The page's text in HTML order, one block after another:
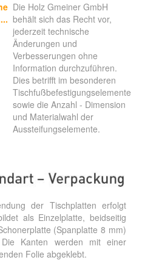
Die Holz Gmeiner GmbH
behält sich das Recht vor,
jederzeit technische
Änderungen und
Verbesserungen ohne
Information durchzuführen.
Dies betrifft im besonderen
Tischfußbefestigungselemente
sowie die Anzahl - Dimension
und Materialwahl der
Aussteifungselemente.
der Tischplatten erfolgt
als Einzelplatte, beidseitig
(Spanplatte 8 mm)
Die Kanten werden mit einer
Folie abgeklebt.